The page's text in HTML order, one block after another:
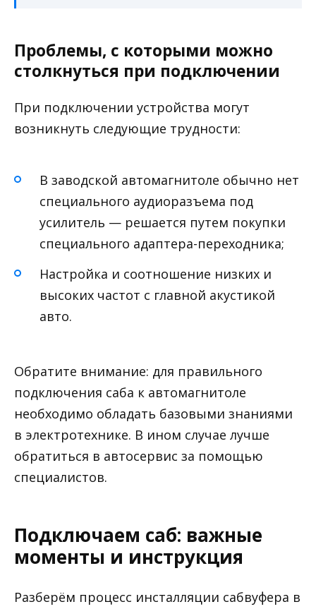
Проблемы, с которыми можно
столкнуться при подключении
При подключении устройства могут
возникнуть следующие трудности:
В заводской автомагнитоле обычно нет
специального аудиоразъема под
усилитель — решается путем покупки
специального адаптера-переходника;
Настройка и соотношение низких и
высоких частот с главной акустикой
авто.
Обратите внимание: для правильного
подключения саба к автомагнитоле
необходимо обладать базовыми знаниями
в электротехнике. В ином случае лучше
обратиться в автосервис за помощью
специалистов.
Подключаем саб: важные
моменты и инструкция
Разберём процесс инсталляции сабвуфера в